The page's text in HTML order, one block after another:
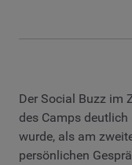
Der Social Buzz im
des Camps
wurde, als am
persönlichen